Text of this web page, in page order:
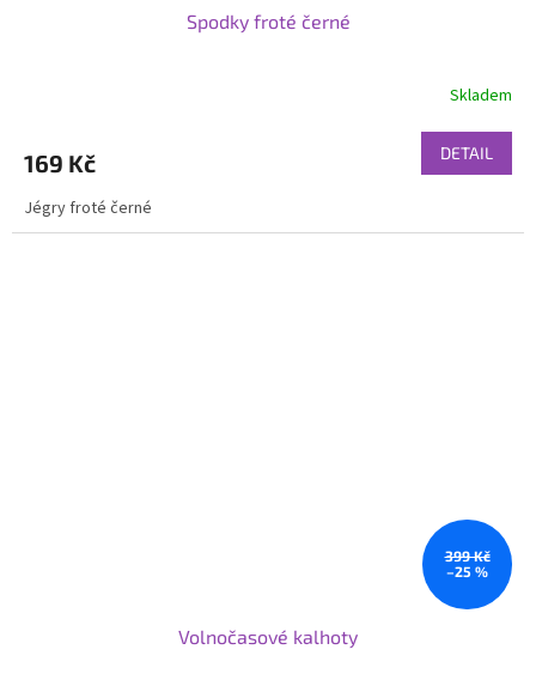
Spodky froté černé
Skladem
169 Kč DETAIL
Jégry froté černé
399 Kč
–25 %
Volnočasové kalhoty